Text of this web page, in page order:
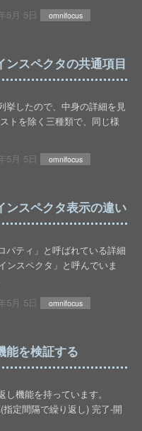
5月 5日 omnifocus
スペクタの共通項目
挙したので、中身の詳細を見
トを除く三種類で、同じ様
5月 5日 omnifocus
スペクタ表示の違い
パティ」と呼ばれている詳細
ンスペクタ」と呼んでいま
5月 5日 omnifocus
を検証する
機能を持っています。
定間隔で繰り返し) 完了-開